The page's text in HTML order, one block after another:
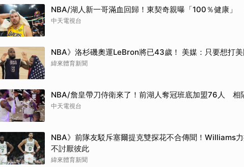
NBA/湖人新一哥滿血回歸！東契奇親曝「100％健康」
中天電視台
NBA》洛杉磯奧運LeBron將已43歲！ 美媒：只要想打
緯來體育新聞
NBA/詹皇帶刀侍衛來了！前湖人奪冠班底加盟76人 相
中天電視台
NBA》前隊友駁斥塞爾提克雙探花不合傳聞！Williams
不討厭彼此
緯來體育新聞